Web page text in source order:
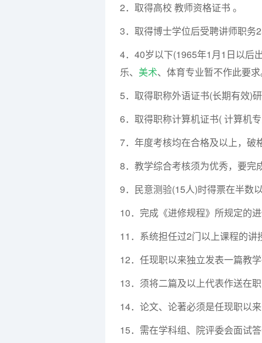
2．取得高校 教师资格证书 。
3．取得博士学位后受聘讲师职务
4．40岁以下(1965年1月1日以后
乐、 美术、体育专业暂不作此要
5．取得职称外语证书(长期有效)
6．取得职称计算机证书( 计算机
7．年度考核均在合格及以上，破
8．教学综合考核须为优秀，要完
9．民意测验(15人)时得票在半数
10．完成《进修规程》所规定的
11．系统担任过2门以上课程的
12．任现职以来独立发表一篇教
13．须将二篇及以上代表作送在
14．论文、论著必须是任现职以
15．需在学科组、院评委会面试